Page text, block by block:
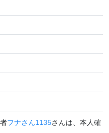
フナさん1135さんは、本人確